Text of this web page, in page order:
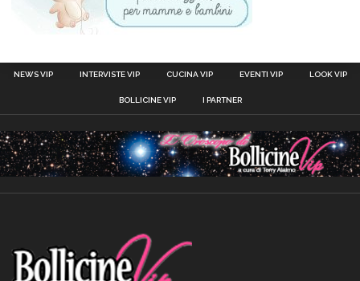
NEWS VIP INTERVISTE VIP CUCINA VIP EVENTI VIP LOOK VIP
BOLLICINE VIP I PARTNER